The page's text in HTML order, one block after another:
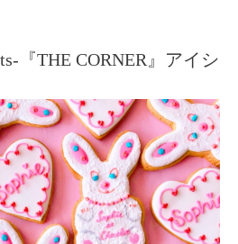
『THE CORNER』アイシ